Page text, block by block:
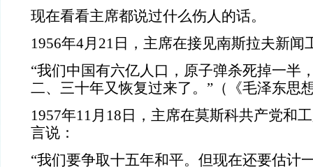
现在看看主席都说过什么伤人的话。
1956年4月21日，主席在接见南斯拉夫新闻
“我们中国有六亿人口，原子弹杀死掉一半
二、三十年又恢复过来了。”（《毛泽东思
1957年11月18日，主席在莫斯科共产党和
言说：
“我们要争取十五年和平。但现在还要估计